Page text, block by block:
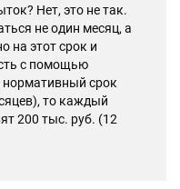
Нет, это не так.
не один месяц, а
на этот срок и
с помощью
срок
то каждый
200 тыс. руб. (12